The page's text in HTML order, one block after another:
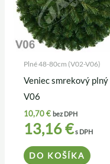
Plné 48-80cm (V02-V06)
Veniec smrekový plný
V06
10,70€ bez DPH
13,16€s DPH
DO KOŠÍKA